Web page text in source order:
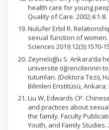
health care for young
Quality of Care. 2002;4:1-8.
Nulufer Erbil R.
sexual function of
Sciences 2019;12(3):1570-
Zeyneloğlu S. Ankara’da
üniversite öğrencilerinin
tutumları. (Doktora Tezi),
Bilimleri Enstitüsü, Ankara;
Liu W, Edwards CP.
and practices about
the family. Faculty
Youth, and Family Studies.